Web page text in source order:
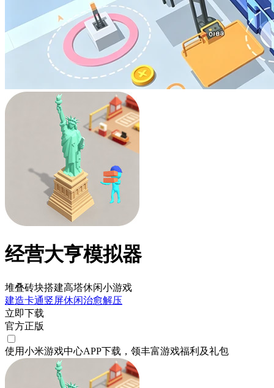
经营大亨模拟器
堆叠砖块搭建高塔休闲小游戏
建造卡通竖屏休闲治愈解压
立即下载
官方正版
使用小米游戏中心APP下载 ，领丰富游戏福利 及礼包